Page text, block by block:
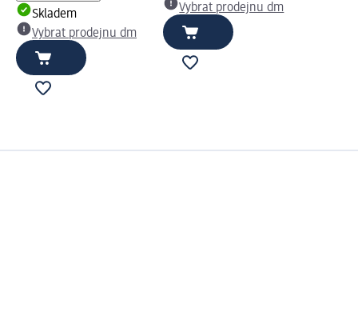
Skladem
Vybrat prodejnu dm
Vybrat prodejnu dm